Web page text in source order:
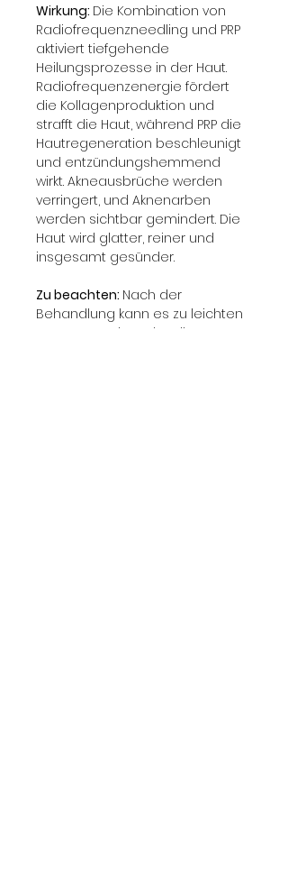
Wirkung: Die Kombination von
Radiofrequenzneedling und PRP
aktiviert tiefgehende
Heilungsprozesse in der Haut.
Radiofrequenzenergie fördert
die Kollagenproduktion und
strafft die Haut, während PRP die
Hautregeneration beschleunigt
und entzündungshemmend
wirkt. Akneausbrüche werden
verringert, und Aknenarben
werden sichtbar gemindert. Die
Haut wird glatter, reiner und
insgesamt gesünder.
Zu beachten: Nach der
Behandlung kann es zu leichten
Rötungen oder Schwellungen